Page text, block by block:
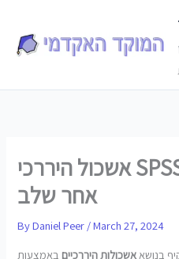
content
אשכול היררכי SPSS | מדריך שלב
אחר שלב
ByDaniel Peer /March 27, 2024
בנושאאשכולות היררכיים